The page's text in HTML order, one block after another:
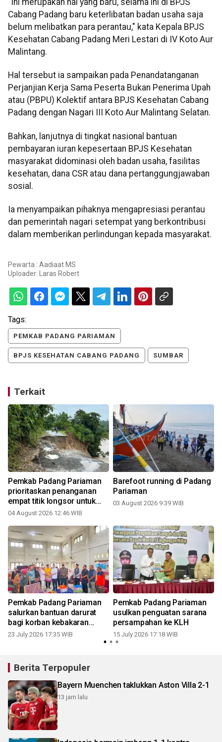
Cabang Padang baru keterlibatan badan usaha saja
belum melibatkan para perantau," kata Kepala BPJS
Kesehatan Cabang Padang Meri Lestari di IV Koto Aur
Malintang.
Hal tersebut ia sampaikan pada Penandatanganan
Perjanjian Kerja Sama Peserta Bukan Penerima Upah
atau (PBPU) Kolektif antara BPJS Kesehatan Cabang
Padang dengan Nagari III Koto Aur Malintang Selatan.
Bahkan, lanjutnya di tingkat nasional bantuan
pembayaran iuran kepesertaan BPJS Kesehatan
masyarakat didominasi oleh badan usaha, fasilitas
kesehatan, dana CSR atau dana pertanggungjawaban
sosial.
Ia menyampaikan pihaknya mengapresiasi perantau
dan pemerintah nagari setempat yang berkontribusi
dalam memberikan perlindungan kepada masyarakat.
Pewarta : Aadiaat MS
Uploader: Laras Robert
Tags:
PEMKAB PADANG PARIAMAN
BPJS KESEHATAN CABANG PADANG SUMBAR
Terkait
Pemkab Padang Pariaman
prioritaskan penanganan
empat titik longsor untuk
buka akses warga
04 August 2026 12:46 WIB
Barefoot running di Padang
Pariaman
03 August 2026 9:39 WIB
Pemkab Padang Pariaman
salurkan bantuan darurat
bagi korban kebakaran
Pasar Kayu Tanam
23 July 2026 17:35 WIB
Pemkab Padang Pariaman
usulkan penguatan sarana
persampahan ke KLH
15 July 2026 17:18 WIB
Berita Terpopuler
Bayern Muenchen taklukkan Aston Villa 2-1
13 jam lalu